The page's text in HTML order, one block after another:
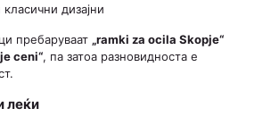
дизајни
пребаруваат „ramki za ocila Skopje“
ceni“, па затоа разновидноста е
леќи